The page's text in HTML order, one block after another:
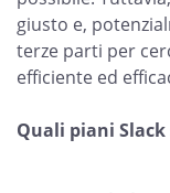
giusto e,
terze parti per
efficiente ed
Quali piani